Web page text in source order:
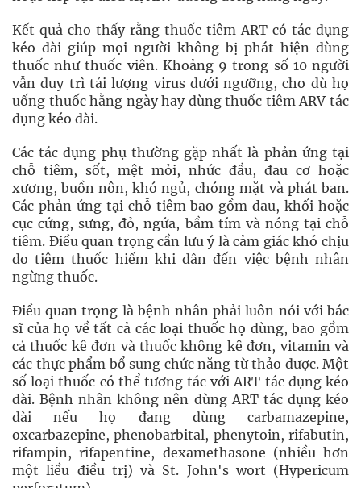
Kết quả cho thấy rằng thuốc tiêm ART có tác dụng
kéo dài giúp mọi người không bị phát hiện dùng
thuốc như thuốc viên. Khoảng 9 trong số 10 người
vẫn duy trì tải lượng virus dưới ngưỡng, cho dù họ
uống thuốc hằng ngày hay dùng thuốc tiêm ARV tác
dụng kéo dài.
Các tác dụng phụ thường gặp nhất là phản ứng tại
chỗ tiêm, sốt, mệt mỏi, nhức đầu, đau cơ hoặc
xương, buồn nôn, khó ngủ, chóng mặt và phát ban.
Các phản ứng tại chỗ tiêm bao gồm đau, khối hoặc
cục cứng, sưng, đỏ, ngứa, bầm tím và nóng tại chỗ
tiêm. Điều quan trọng cần lưu ý là cảm giác khó chịu
do tiêm thuốc hiếm khi dẫn đến việc bệnh nhân
ngừng thuốc.
Điều quan trọng là bệnh nhân phải luôn nói với bác
sĩ của họ về tất cả các loại thuốc họ dùng, bao gồm
cả thuốc kê đơn và thuốc không kê đơn, vitamin và
các thực phẩm bổ sung chức năng từ thảo dược. Một
số loại thuốc có thể tương tác với ART tác dụng kéo
dài. Bệnh nhân không nên dùng ART tác dụng kéo
dài nếu họ đang dùng carbamazepine,
oxcarbazepine, phenobarbital, phenytoin, rifabutin,
rifampin, rifapentine, dexamethasone (nhiều hơn
một liều điều trị) và St. John's wort (Hypericum